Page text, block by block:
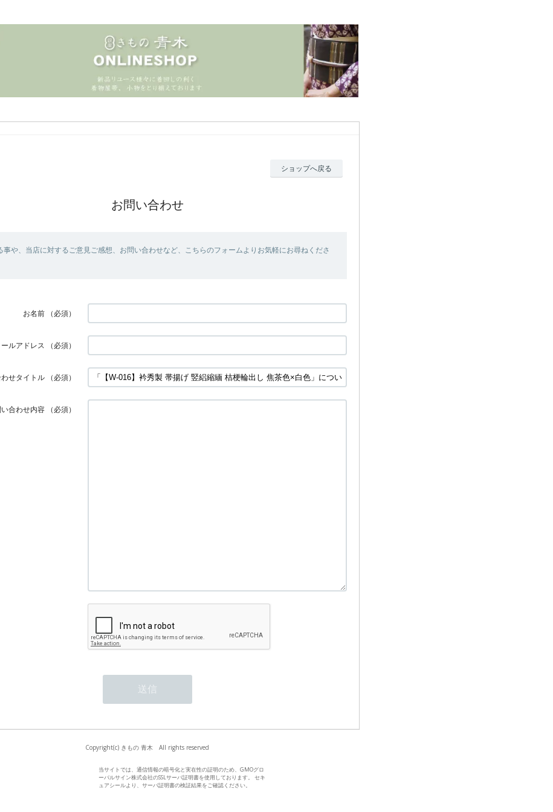
ショップへ戻る
お問い合わせ
事や、当店に対するご意見ご感想、お問い合わせなど、こちらのフォームよりお気軽にお尋ねくださ
お名前 （必須）
ールアドレス （必須）
せタイトル （必須）
合わせ内容 （必須）
Copyright(c) きもの 青木 All rights reserved
当サイトでは、通信情報の暗号化と実在性の証明のため、GMOグロ
ーバルサイン株式会社のSSLサーバ証明書を使用しております。 セキ
ュアシールより、サーバ証明書の検証結果をご確認ください。